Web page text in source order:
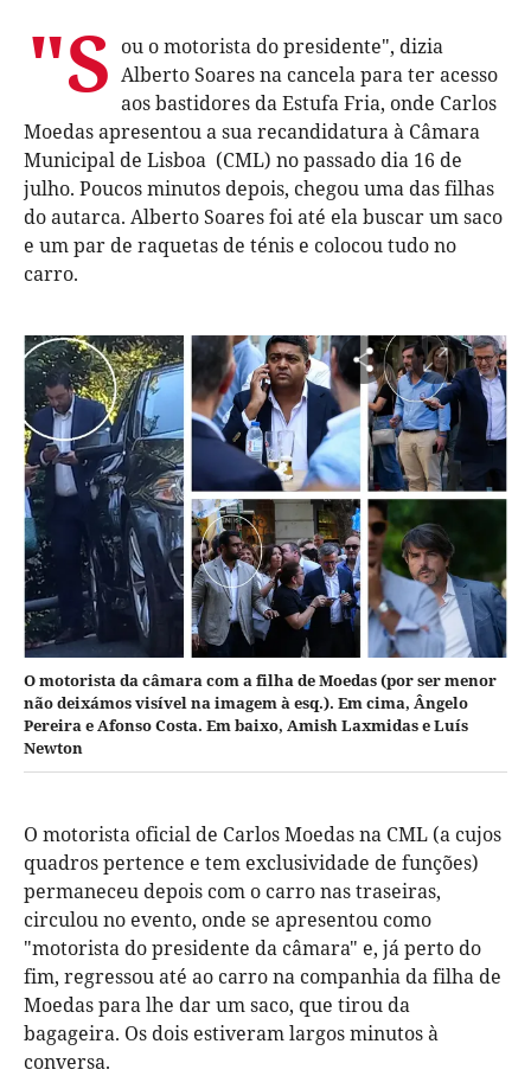
"S ou o motorista do presidente", dizia
Alberto Soares na cancela para ter acesso
aos bastidores da Estufa Fria, onde Carlos
Moedas apresentou a sua recandidatura à Câmara
Municipal de Lisboa (CML) no passado dia 16 de
julho. Poucos minutos depois, chegou uma das filhas
do autarca. Alberto Soares foi até ela buscar um saco
e um par de raquetas de ténis e colocou tudo no
carro.
O motorista da câmara com a filha de Moedas (por ser menor
não deixámos visível na imagem à esq.). Em cima, Ângelo
Pereira e Afonso Costa. Em baixo, Amish Laxmidas e Luís
Newton
O motorista oficial de Carlos Moedas na CML (a cujos
quadros pertence e tem exclusividade de funções)
permaneceu depois com o carro nas traseiras,
circulou no evento, onde se apresentou como
"motorista do presidente da câmara" e, já perto do
fim, regressou até ao carro na companhia da filha de
Moedas para lhe dar um saco, que tirou da
bagageira. Os dois estiveram largos minutos à
conversa.